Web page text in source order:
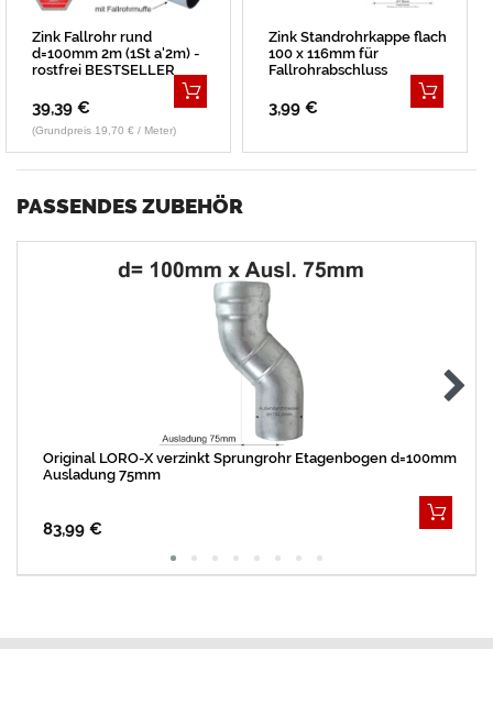
Zink Fallrohr rund
d=100mm 2m (1St a'2m) -
rostfrei BESTSELLER
39,39 €
(Grundpreis 19,70 € / Meter)
Zink Standrohrkappe flach
100 x 116mm für
Fallrohrabschluss
3,99 €
PASSENDES ZUBEHÖR
Original LORO-X verzinkt Sprungrohr Etagenbogen d=100mm
Ausladung 75mm
83,99 €